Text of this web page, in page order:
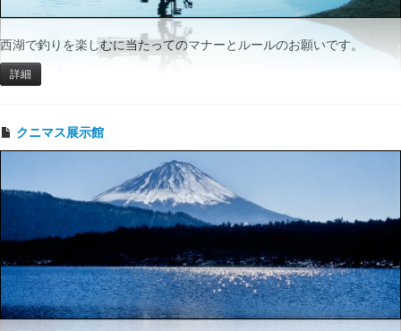
西湖で釣りを楽しむに当たってのマナーとルールのお願いです。
詳細
クニマス展示館